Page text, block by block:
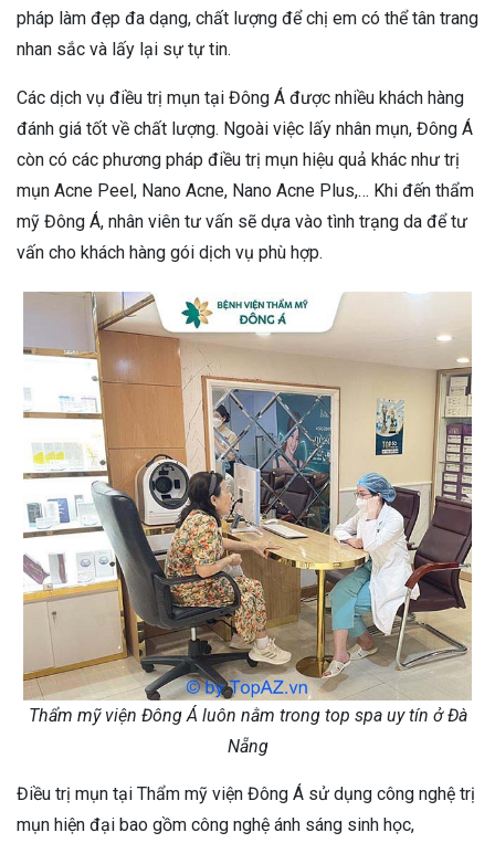
pháp làm đẹp đa dạng, chất lượng để chị em có thể tân trang
nhan sắc và lấy lại sự tự tin.
Các dịch vụ điều trị mụn tại Đông Á được nhiều khách hàng
đánh giá tốt về chất lượng. Ngoài việc lấy nhân mụn, Đông Á
còn có các phương pháp điều trị mụn hiệu quả khác như trị
mụn Acne Peel, Nano Acne, Nano Acne Plus,… Khi đến thẩm
mỹ Đông Á, nhân viên tư vấn sẽ dựa vào tình trạng da để tư
vấn cho khách hàng gói dịch vụ phù hợp.
Thẩm mỹ viện Đông Á luôn nằm trong top spa uy tín ở Đà
Nẵng
Điều trị mụn tại Thẩm mỹ viện Đông Á sử dụng công nghệ trị
mụn hiện đại bao gồm công nghệ ánh sáng sinh học,